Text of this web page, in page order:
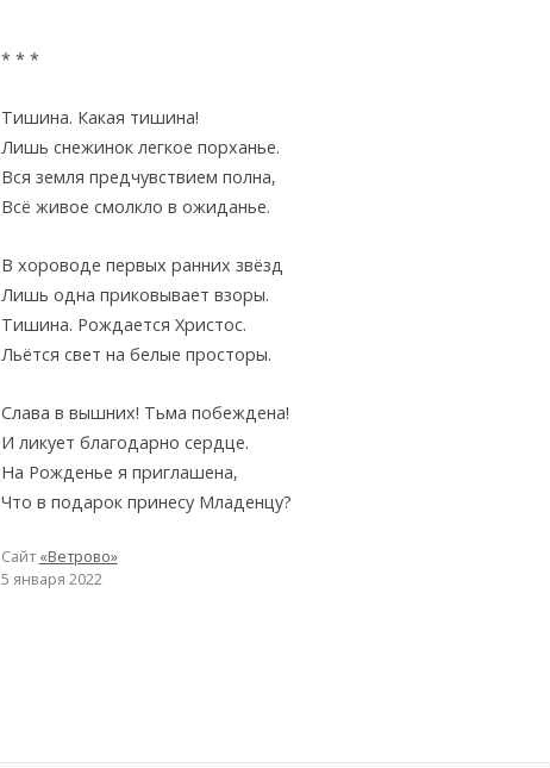
* * *
Тишина. Какая тишина!
Лишь снежинок легкое порханье.
Вся земля предчувствием полна,
Всё живое смолкло в ожиданье.
В хороводе первых ранних звёзд
Лишь одна приковывает взоры.
Тишина. Рождается Христос.
Льётся свет на белые просторы.
Слава в вышних! Тьма побеждена!
И ликует благодарно сердце.
На Рожденье я приглашена,
Что в подарок принесу Младенцу?
Сайт«Ветрово»
5 января 2022